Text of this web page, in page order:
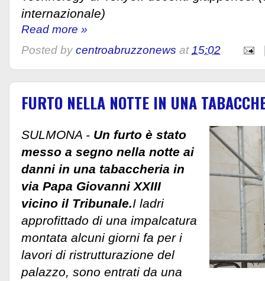
internazionale)
Read more »
Posted by centroabruzzonews at15:02
FURTO NELLA NOTTE IN UNA
SULMONA - Un furto è stato
messo a segno nella notte ai
danni in una tabaccheria in
via Papa Giovanni XXIII
vicino il Tribunale.I ladri
approfittado di una impalcatura
montata alcuni giorni fa per i
lavori di ristrutturazione del
palazzo, sono entrati da una